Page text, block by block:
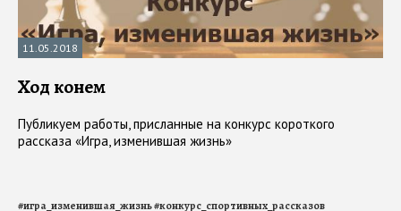
11.05.2018
Ход конем
Публикуем работы, присланные на конкурс короткого
рассказа «Игра, изменившая жизнь»
#игра_изменившая_жизнь#конкурс_спортивных_рассказов